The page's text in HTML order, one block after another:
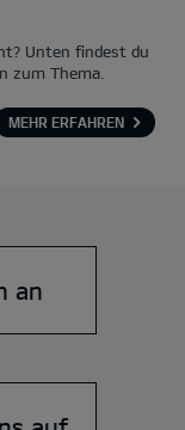
Unten findest du
zum Thema.
MEHR ERFAHREN
an